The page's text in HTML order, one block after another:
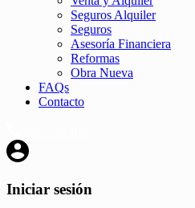
Seguros Alquiler
Seguros
Asesoría Financiera
Reformas
Obra Nueva
FAQs
Contacto
Iniciar sesión